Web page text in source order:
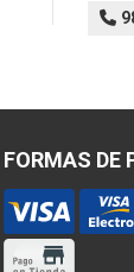
FORMAS DE